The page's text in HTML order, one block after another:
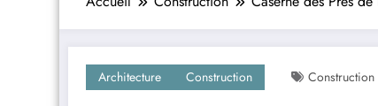
Architecture Construction Construction